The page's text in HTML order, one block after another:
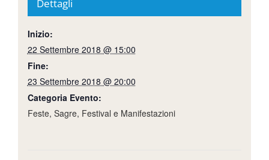
Dettagli
Inizio:
22 Settembre 2018 @ 15:00
Fine:
23 Settembre 2018 @ 20:00
Categoria Evento:
Feste, Sagre, Festival e Manifestazioni